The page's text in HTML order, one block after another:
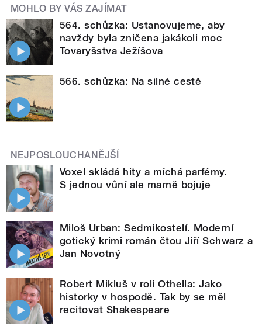
MOHLO BY VÁS ZAJÍMAT
564. schůzka: Ustanovujeme, aby
navždy byla zničena jakákoli moc
Tovaryšstva Ježíšova
566. schůzka: Na silné cestě
NEJPOSLOUCHANĚJŠÍ
Voxel skládá hity a míchá parfémy.
S jednou vůní ale marně bojuje
Miloš Urban: Sedmikostelí. Moderní
gotický krimi román čtou Jiří Schwarz a
Jan Novotný
Robert Mikluš v roli Othella: Jako
historky v hospodě. Tak by se měl
recitovat Shakespeare